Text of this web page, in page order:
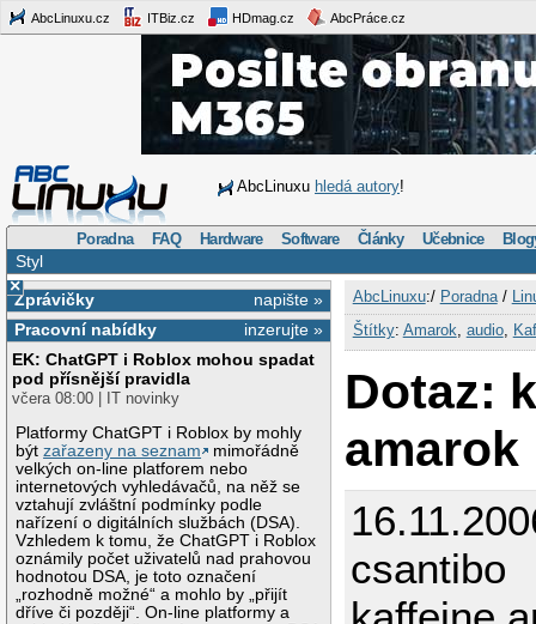
AbcLinuxu.cz ITBiz.cz HDmag.cz AbcPráce.cz
AbcLinuxu hledá autory!
Poradna FAQ Hardware Software Články Učebnice
Styl
×
napište »
Zprávičky
inzerujte »
Pracovní nabídky
EK: ChatGPT i Roblox mohou spadat
pod přísnější pravidla
včera 08:00 | IT novinky
Platformy ChatGPT i Roblox by mohly
býtzařazeny na seznam
mimořádně
velkých on-line platforem nebo
internetových vyhledávačů, na něž se
vztahují zvláštní podmínky podle
nařízení o digitálních službách (DSA).
Vzhledem k tomu, že ChatGPT i Roblox
oznámily počet uživatelů nad prahovou
hodnotou DSA, je toto označení
„rozhodně možné“ a mohlo by „přijít
dříve či později“. On-line platformy a
AbcLinuxu:/ Poradna/
Štítky: Amarok audio,
Dotaz:
amarok
csantibo